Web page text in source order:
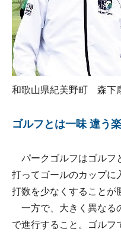
和歌山県紀美野町 森下
ゴルフとは一味 違う
パークゴルフはゴルフ
打ってゴールのカップに
打数を少なくすることが
一方で、大きく異なる
で進行すること。ゴルフ